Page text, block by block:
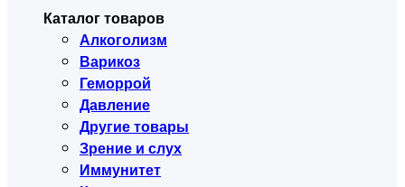
Каталог товаров
Алкоголизм
Варикоз
Геморрой
Давление
Другие товары
Зрение и слух
Иммунитет